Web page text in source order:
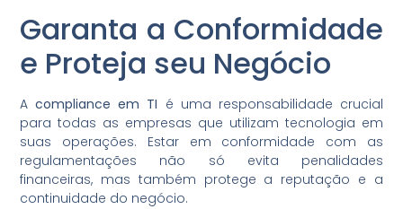
Garanta a Conformidade
e Proteja seu Negócio
Acompliance em TI é uma responsabilidade crucial
para todas as empresas que utilizam tecnologia em
suas operações. Estar em conformidade com as
regulamentações não só evita penalidades
financeiras, mas também protege a reputação e a
continuidade do negócio.